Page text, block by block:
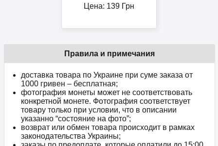
Цена: 139 Грн
Правила и примечания
доставка товара по Украине при суме заказа от
1000 гривен – бесплатная;
фотография монеты может не соответствовать
конкретной монете. Фотография соответствует
товару только при условии, что в описании
указанно “состояние на фото”;
возврат или обмен товара происходит в рамках
законодательства Украины;